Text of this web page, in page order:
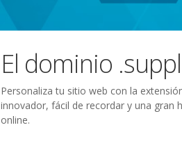
El dominio
Personaliza tu sitio web con la
innovador, fácil de recordar y una gran
online.